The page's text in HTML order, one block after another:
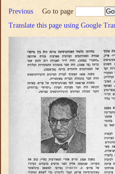
Previous Go to page
Translate this page using Google